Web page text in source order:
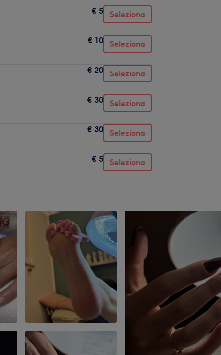
€ 5 Seleziona
€ 10 Seleziona
€ 20 Seleziona
€ 30 Seleziona
€ 30 Seleziona
€ 5 Seleziona